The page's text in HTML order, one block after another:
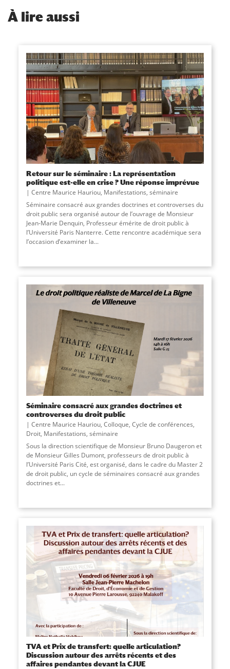
À lire aussi
Retour sur le séminaire : La représentation
politique est-elle en crise ? Une réponse imprévue
Centre Maurice Hauriou, Manifestations, séminaire
Séminaire consacré aux grandes doctrines et controverses du
droit public sera organisé autour de l’ouvrage de Monsieur
Jean-Marie Denquin, Professeur émérite de droit public à
l’Université Paris Nanterre. Cette rencontre académique sera
l’occasion d’examiner la...
Séminaire consacré aux grandes doctrines et
controverses du droit public
Centre Maurice Hauriou, Colloque, Cycle de conférences,
Droit, Manifestations, séminaire
Sous la direction scientifique de Monsieur Bruno Daugeron et
de Monsieur Gilles Dumont, professeurs de droit public à
l’Université Paris Cité, est organisé, dans le cadre du Master 2
de droit public, un cycle de séminaires consacré aux grandes
doctrines et...
TVA et Prix de transfert: quelle articulation?
Discussion autour des arrêts récents et des
affaires pendantes devant la CJUE